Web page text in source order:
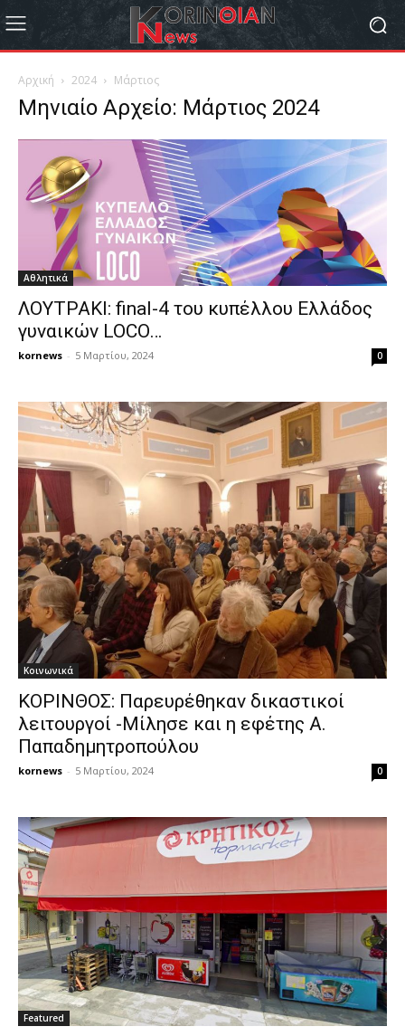
Αρχική 2024 Μάρτιος
Μηνιαίο Αρχείο: Μάρτιος 2024
Αθλητικά
ΛΟΥΤΡΑΚΙ: final-4 του κυπέλλου Ελλάδος
γυναικών LOCO…
kornews - 5 Μαρτίου, 2024 0
Κοινωνικά
ΚΟΡΙΝΘΟΣ: Παρευρέθηκαν δικαστικοί
λειτουργοί -Μίλησε και η εφέτης Α.
Παπαδημητροπούλου
kornews - 5 Μαρτίου, 2024 0
Featured